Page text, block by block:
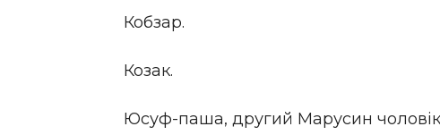
Кобзар.
Козак.
Юсуф-паша, другий Марусин